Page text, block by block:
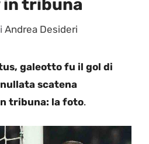
in tribuna
Andrea Desideri
galeotto fu il gol di
scatena
tribuna: la foto.